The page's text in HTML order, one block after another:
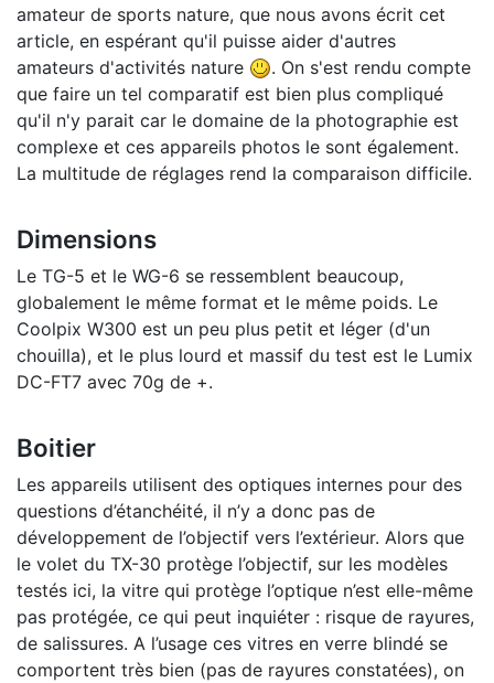
amateur de sports nature, que nous avons écrit cet
article, en espérant qu'il puisse aider d'autres
amateurs d'activités nature
. On s'est rendu compte
que faire un tel comparatif est bien plus compliqué
qu'il n'y parait car le domaine de la photographie est
complexe et ces appareils photos le sont également.
La multitude de réglages rend la comparaison difficile.
Dimensions
Le TG-5 et le WG-6 se ressemblent beaucoup,
globalement le même format et le même poids. Le
Coolpix W300 est un peu plus petit et léger (d'un
chouilla), et le plus lourd et massif du test est le Lumix
DC-FT7 avec 70g de +.
Boitier
Les appareils utilisent des optiques internes pour des
questions d’étanchéité, il n’y a donc pas de
développement de l’objectif vers l’extérieur. Alors que
le volet du TX-30 protège l’objectif, sur les modèles
testés ici, la vitre qui protège l’optique n’est elle-même
pas protégée, ce qui peut inquiéter : risque de rayures,
de salissures. A l’usage ces vitres en verre blindé se
comportent très bien (pas de rayures constatées), on